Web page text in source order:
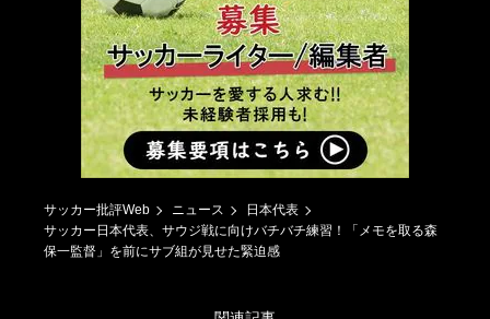
サッカー批評Web ニュース
日本代表
サッカー日本代表、サウジ戦に向けバチバチ練習！「メモを取る森
保一監督」を前にサブ組が見せた緊迫感